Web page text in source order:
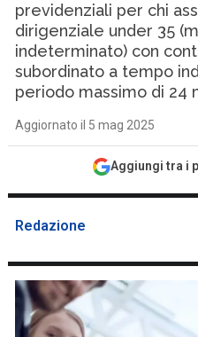
previdenziali per chi
dirigenziale under 35
indeterminato) con
subordinato a tempo
periodo massimo di 24
Aggiornato il 5 mag 2025
Aggiungi tra i
Redazione